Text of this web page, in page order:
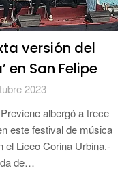
versión del
en San Felipe
2023
albergó a trece
este festival de música
el Liceo Corina Urbina.-
de…